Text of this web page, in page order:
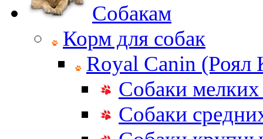
Собакам
Корм для собак
Royal Canin (Роял
Собаки мелких
Собаки